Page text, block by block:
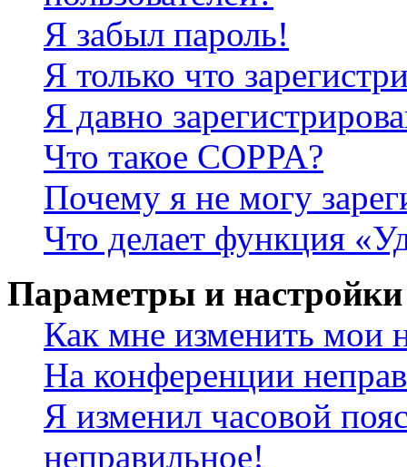
Я забыл пароль!
Я только что
Я давно
Что такое COPPA?
Почему я не могу
Что делает функция
Параметры и настройки
Как мне изменить мои
На конференции
Я изменил часовой
неправильное!